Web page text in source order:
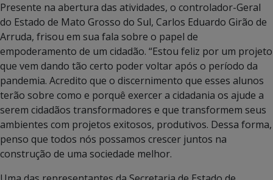
Presente na abertura das atividades, o controlador-Geral
do Estado de Mato Grosso do Sul, Carlos Eduardo Girão de
Arruda, frisou em sua fala sobre o papel de
empoderamento de um cidadão. “Estou feliz por um projeto
que vem dando tão certo poder voltar após o período da
pandemia. Acredito que o discernimento que esses alunos
terão sobre como e porquê exercer a cidadania os ajude a
serem cidadãos transformadores e que transformem seus
ambientes com projetos exitosos, produtivos. Dessa forma,
penso que todos nós possamos crescer juntos na
construção de uma sociedade melhor.